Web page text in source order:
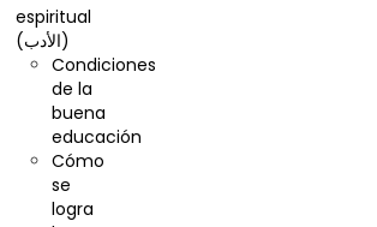
espiritual
(الأدب)
Condiciones
de la
buena
educación
Cómo
se
logra